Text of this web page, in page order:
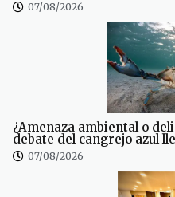
07/08/2026
¿Amenaza ambiental o
debate del cangrejo azul
07/08/2026